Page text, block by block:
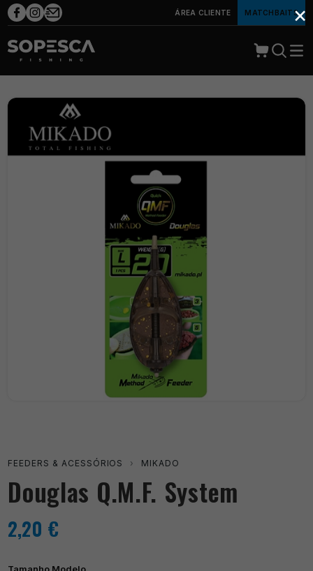
ÁREA CLIENTE MATCHBAITS
FEEDERS & ACESSÓRIOS › MIKADO
Douglas Q.M.F. System
2,20 €
×